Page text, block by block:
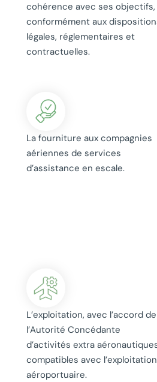
cohérence avec ses objectifs,
conformément aux
légales, réglementaires et
contractuelles.
La fourniture aux compagnies
aériennes de services
d’assistance en escale.
L’exploitation, avec l’accord de
l’Autorité Concédante
d’activités extra
compatibles avec l’exploitation
aéroportuaire.